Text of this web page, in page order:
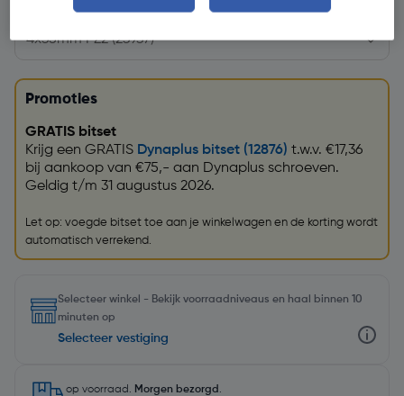
Kies productvariant
Promoties
GRATIS bitset
Krijg een GRATIS Dynaplus bitset (12876) t.w.v. €17,36
bij aankoop van €75,- aan Dynaplus schroeven.
Geldig t/m 31 augustus 2026.
Let op: voegde bitset toe aan je winkelwagen en de korting wordt
automatisch verrekend.
Selecteer winkel - Bekijk voorraadniveaus en haal binnen 10
minuten op
Selecteer vestiging
op voorraad. Morgen bezorgd .